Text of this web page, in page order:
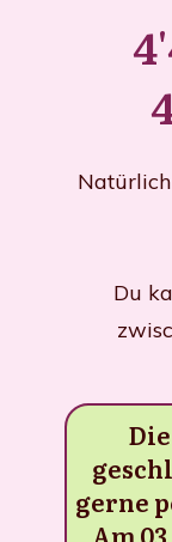
Du
gerne
Am